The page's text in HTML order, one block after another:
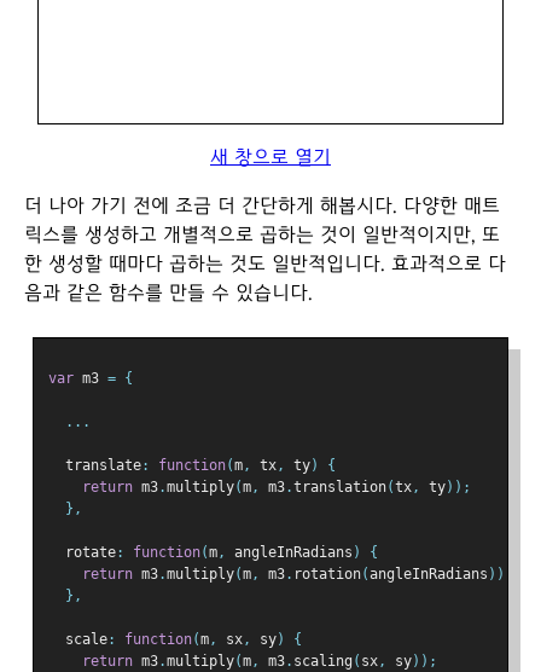
새 창으로 열기
더 나아 가기 전에 조금 더 간단하게 해봅시다. 다양한 매트
릭스를 생성하고 개별적으로 곱하는 것이 일반적이지만, 또
한 생성할 때마다 곱하는 것도 일반적입니다. 효과적으로 다
음과 같은 함수를 만들 수 있습니다.
var m3 = {
...
  translate
: function(m, tx, ty)
{
return m3.multiply(m, m3.translation(tx, ty));
},
  rotate
: function(m, angleInRadians )
{
return m3.multiply(m, m3. rotation(angleInRadians ));
},
  scale
: function(m, sx, sy)
{
return m3.multiply(m, m3. scaling ( sx, sy));